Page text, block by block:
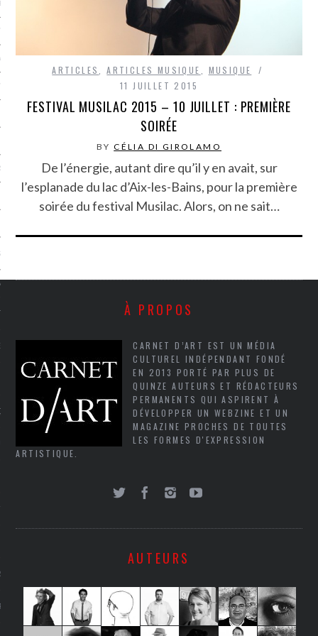
GUERRE
EN VOD
ARTICLES ,ARTICLES MUSIQUE
MUSIQUE
11 JUILLET 2015
FESTIVAL MUSILAC 2015 – 10 JUILLET : PREMIÈRE
SOIRÉE
BYCÉLIA DI GIROLAMO
De l’énergie, autant dire qu’il y en avait, sur
l’esplanade du lac d’Aix-les-Bains, pour la première
soirée du festival Musilac. Alors, on ne sait…
À PROPOS
CARNET D’ART EST UN MÉDIA
CULTUREL INDÉPENDANT FONDÉ
EN 2013 PORTÉ PAR PLUS DE
QUINZE AUTEURS ET RÉDACTEURS
PERMANENTS QUI ASPIRENT À
DÉVELOPPER UN WEBZINE ET UN
MAGAZINE PROCHES DE TOUTES
LES FORMES D'EXPRESSION
ARTISTIQUE.
AUTEURS